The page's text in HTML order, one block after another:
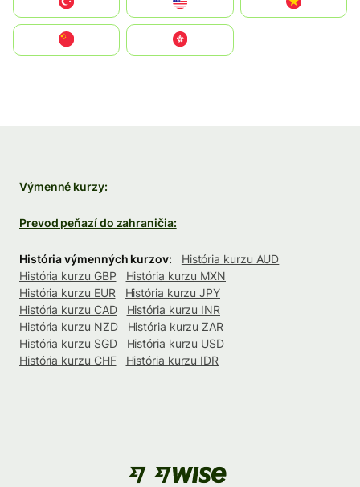
中國香港特別行政區
Výmenné kurzy:
Prevod peňazí do zahraničia:
História výmenných kurzov:
História kurzu AUD
História kurzu GBP
História kurzu MXN
História kurzu EUR
História kurzu JPY
História kurzu CAD
História kurzu INR
História kurzu NZD
História kurzu ZAR
História kurzu SGD
História kurzu USD
História kurzu CHF
História kurzu IDR